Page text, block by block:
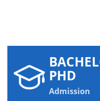
PHD
Admission